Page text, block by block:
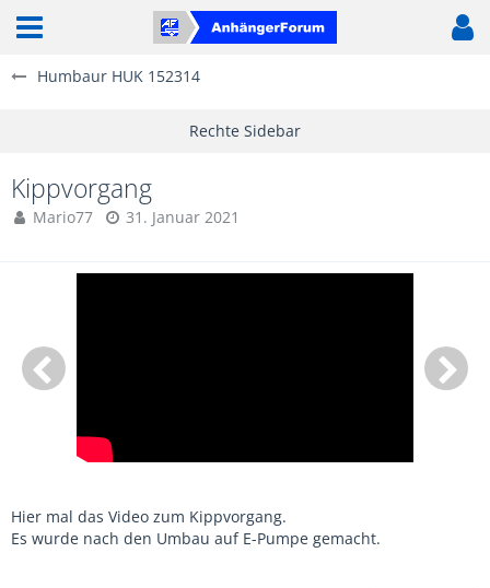
Humbaur HUK 152314
Kippvorgang
Mario77 31. Januar 2021
Hier mal das Video zum Kippvorgang.
Es wurde nach den Umbau auf E-Pumpe gemacht.